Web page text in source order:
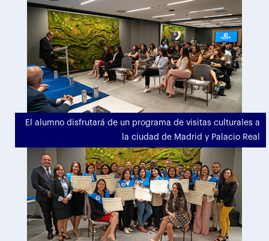
El alumno disfrutará de un programa de visitas culturales a
la ciudad de Madrid y Palacio Real